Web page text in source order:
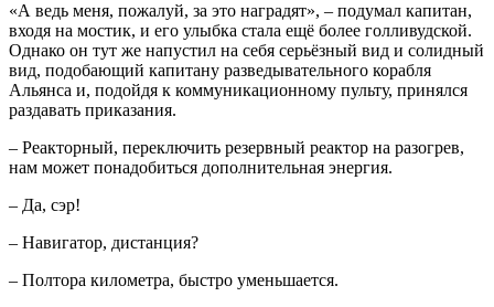
«А ведь меня, пожалуй, за это наградят», – подумал капитан,
входя на мостик, и его улыбка стала ещё более голливудской.
Однако он тут же напустил на себя серьёзный вид и солидный
вид, подобающий капитану разведывательного корабля
Альянса и, подойдя к коммуникационному пульту, принялся
раздавать приказания.
– Реакторный, переключить резервный реактор на разогрев,
нам может понадобиться дополнительная энергия.
– Да, сэр!
– Навигатор, дистанция?
– Полтора километра, быстро уменьшается.